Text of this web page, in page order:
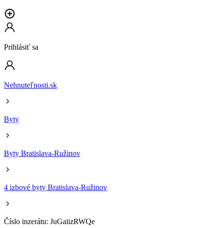
Prihlásiť sa
Nehnuteľnosti.sk
Byty
Byty Bratislava-Ružinov
4 izbové byty Bratislava-Ružinov
Číslo inzerátu: JuGaiizRWQe